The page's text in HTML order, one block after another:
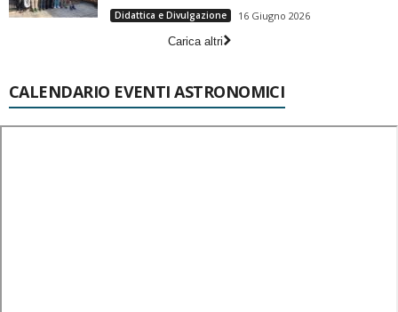
Didattica e Divulgazione
16 Giugno 2026
Carica altri
CALENDARIO EVENTI ASTRONOMICI